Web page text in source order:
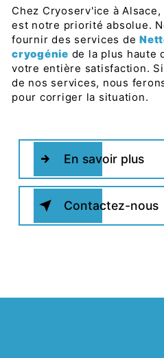
Chez Cryoserv'ice à
est notre priorité absolue.
fournir des services de
cryogénie de la plus haute
votre entière satisfaction.
de nos services, nous
pour corriger la situation.
En savoir plus
Contactez-nous